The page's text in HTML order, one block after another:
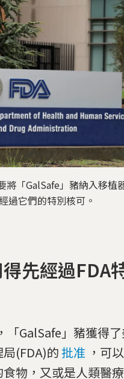
將「GalSafe」豬納入移植
過它們的特別核可。
先經過FDA
「GalSafe」豬獲得
(FDA)的 批准 ，可
物，又或是人類醫